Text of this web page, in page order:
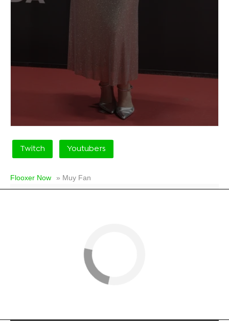
Twitch Youtubers
Flooxer Now » Muy Fan